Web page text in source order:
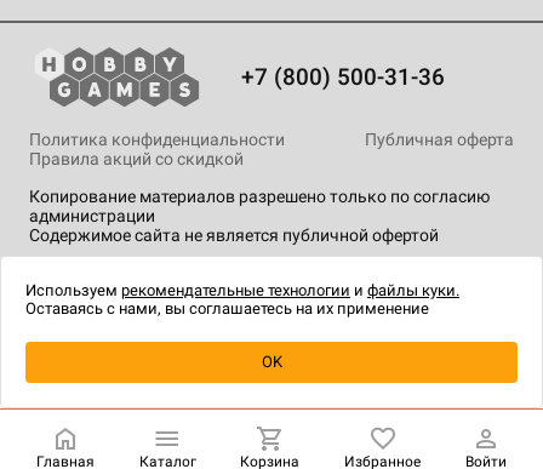
Уведомить о наличии
+7 (800) 500-31-36
Копирование материалов разрешено только по согласию
администрации
Содержимое сайта не является публичной офертой
Политика конфиденциальности
Публичная оферта
Правила акций со скидкой
технологии.
Главная Каталог Корзина Избранное Войти
Используем рекомендательные технологии и файлы куки.
Оставаясь с нами, вы соглашаетесь на их применение
OK